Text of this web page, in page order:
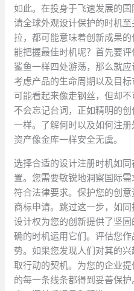
如此。在投身于飞速发展的
请全球外观设计保护的时机
拉，都可能意味着创新成果
能把握最佳时机呢？首先要
鲨鱼一样四处游荡，那么就
考虑产品的生命周期以及目
可能看起来像走钢丝，但却
不会忘记台词，正如精明的
一样。了解何时以及如何注
资产像金库一样安全无虞。
选择合适的设计注册时机如
置。您需要敏锐地洞察国际
符合法律要求。保护您的创
商标申请。跳过这一步，如
设计权为您的创新提供了坚
确的时机运用它们。评估您
势。如果您发现人们对其的
取行动的契机。为您的企业
的每一条线条都得到妥善保